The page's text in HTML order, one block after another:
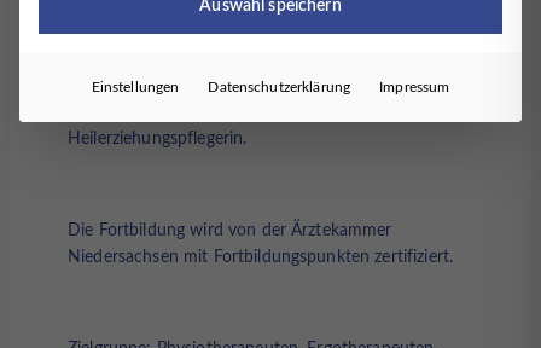
Kinder- und Jugendpsychotherapie,
Allgemeinmedizin, Kinder- und Jugendmedizin,
Therapie.
Heilerziehungspflegerin.
Die Fortbildung wird von der Ärztekammer
Niedersachsen mit Fortbildungspunkten zertifiziert.
Auswahl speichern
Einstellungen Datenschutzerklärung Impressum